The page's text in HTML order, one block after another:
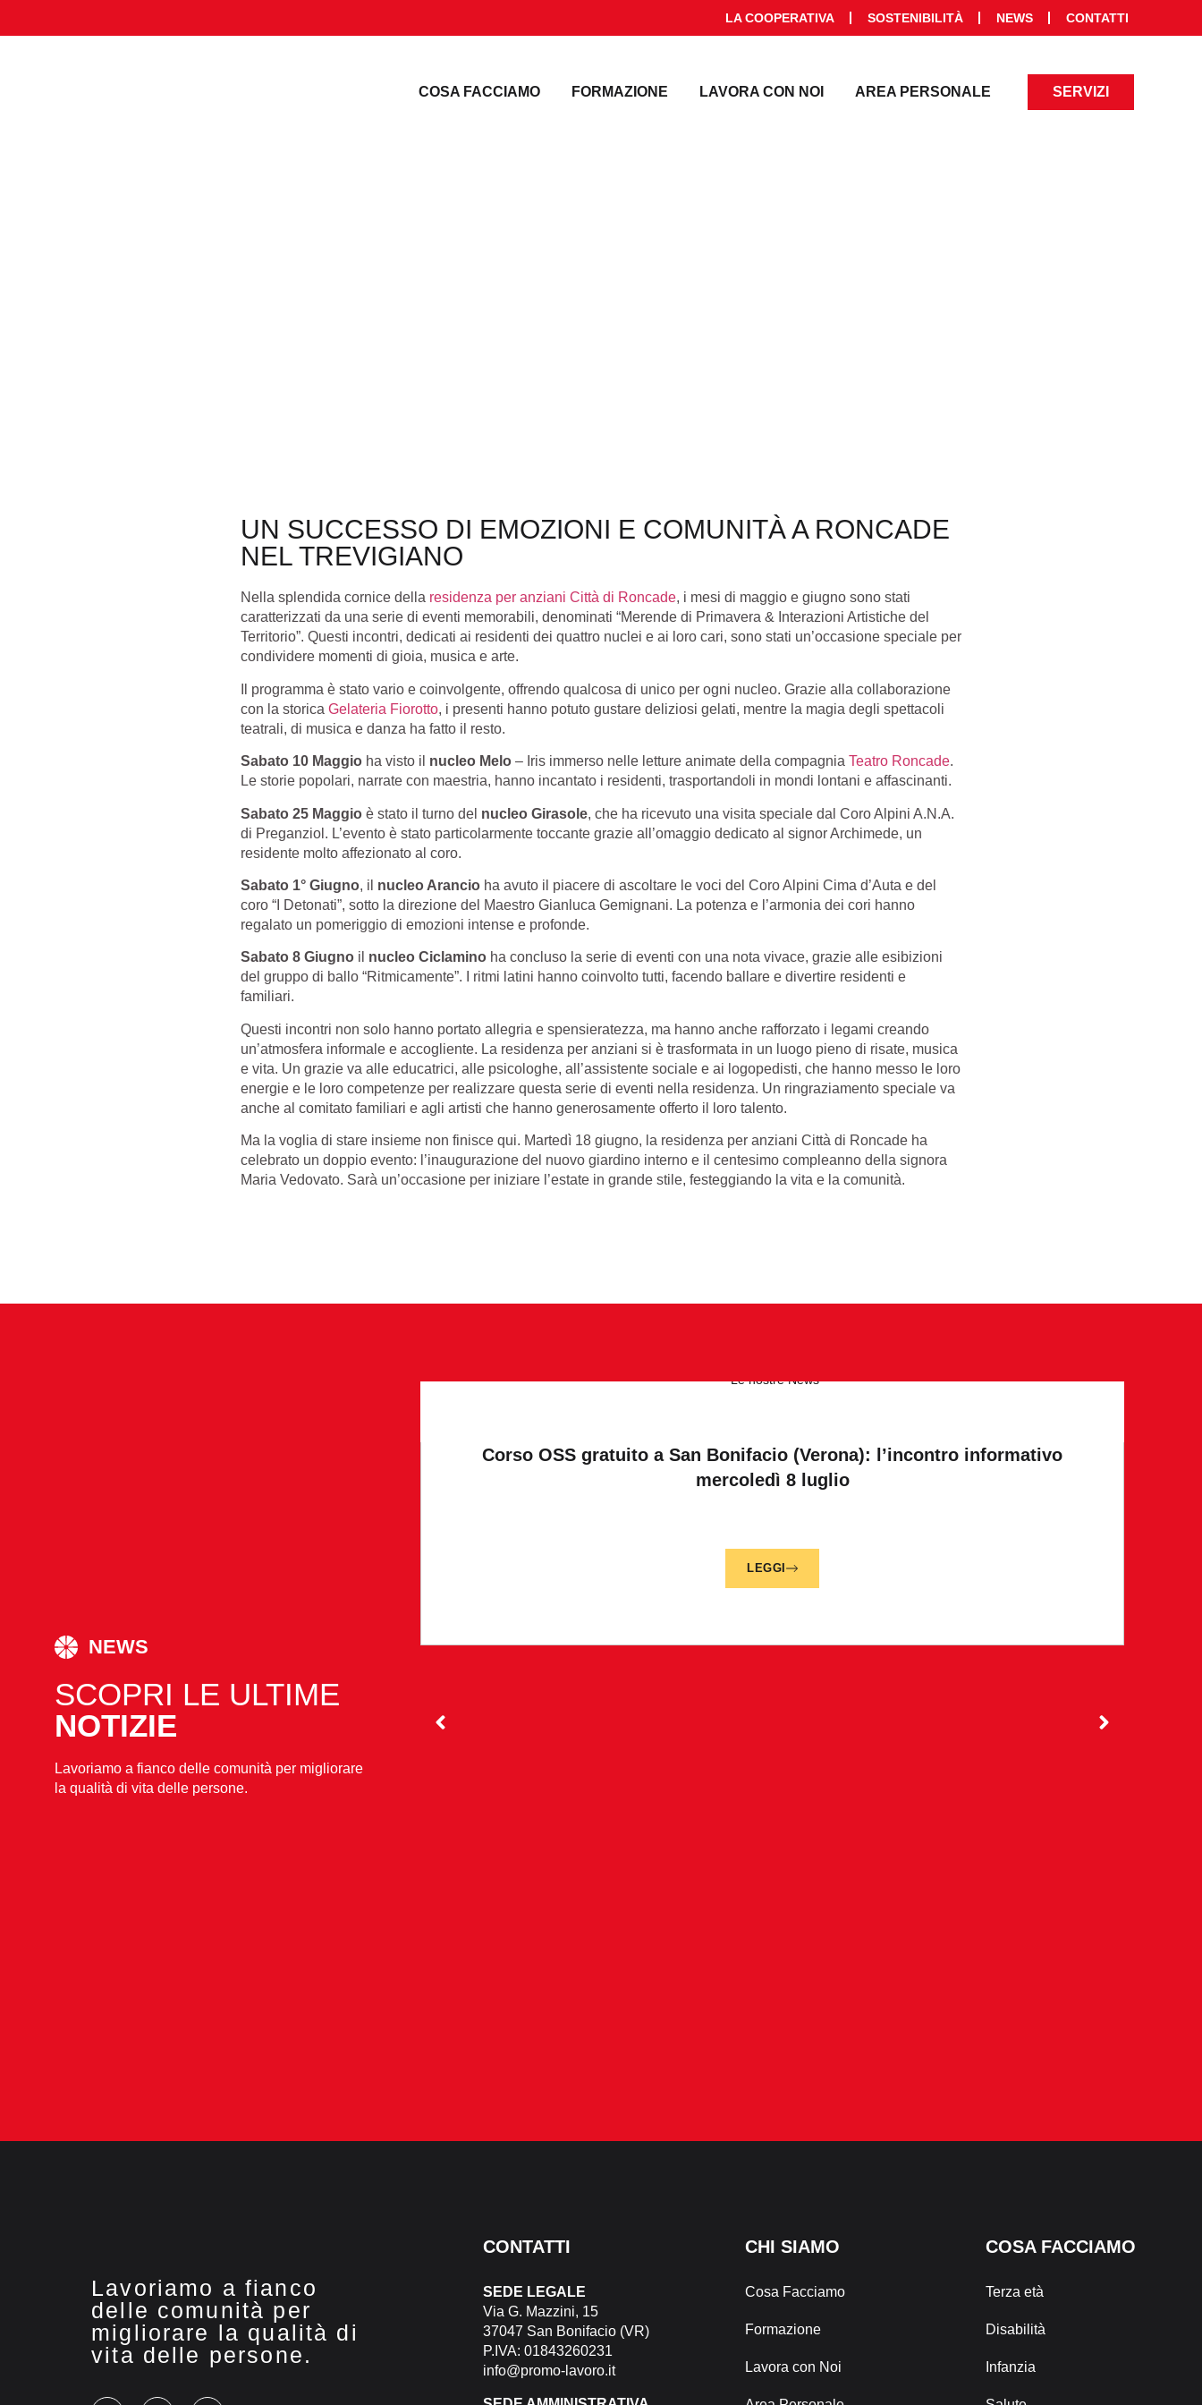
LA COOPERATIVA SOSTENIBILITÀ NEWS CONTATTI
COSA FACCIAMO FORMAZIONE LAVORA CON NOI AREA PERSONALE SERVIZI
UN SUCCESSO DI EMOZIONI E COMUNITÀ A RONCADE
NEL TREVIGIANO
Nella splendida cornice della residenza per anziani Città di Roncade, i mesi di maggio e giugno sono stati
caratterizzati da una serie di eventi memorabili, denominati “Merende di Primavera & Interazioni Artistiche del
Territorio”. Questi incontri, dedicati ai residenti dei quattro nuclei e ai loro cari, sono stati un’occasione speciale per
condividere momenti di gioia, musica e arte.
Il programma è stato vario e coinvolgente, offrendo qualcosa di unico per ogni nucleo. Grazie alla collaborazione
con la storica Gelateria Fiorotto, i presenti hanno potuto gustare deliziosi gelati, mentre la magia degli spettacoli
teatrali, di musica e danza ha fatto il resto.
Sabato 10 Maggioha visto il nucleo Melo– Iris immerso nelle letture animate della compagnia Teatro Roncade.
Le storie popolari, narrate con maestria, hanno incantato i residenti, trasportandoli in mondi lontani e affascinanti.
Sabato 25 Maggioè stato il turno del nucleo Girasole, che ha ricevuto una visita speciale dal Coro Alpini A.N.A.
di Preganziol. L’evento è stato particolarmente toccante grazie all’omaggio dedicato al signor Archimede, un
residente molto affezionato al coro.
Sabato 1° Giugno, il nucleo Arancioha avuto il piacere di ascoltare le voci del Coro Alpini Cima d’Auta e del
coro “I Detonati”, sotto la direzione del Maestro Gianluca Gemignani. La potenza e l’armonia dei cori hanno
regalato un pomeriggio di emozioni intense e profonde.
Sabato 8 Giugnoil nucleo Ciclaminoha concluso la serie di eventi con una nota vivace, grazie alle esibizioni
del gruppo di ballo “Ritmicamente”. I ritmi latini hanno coinvolto tutti, facendo ballare e divertire residenti e
familiari.
Questi incontri non solo hanno portato allegria e spensieratezza, ma hanno anche rafforzato i legami creando
un’atmosfera informale e accogliente. La residenza per anziani si è trasformata in un luogo pieno di risate, musica
e vita. Un grazie va alle educatrici, alle psicologhe, all’assistente sociale e ai logopedisti, che hanno messo le loro
energie e le loro competenze per realizzare questa serie di eventi nella residenza. Un ringraziamento speciale va
anche al comitato familiari e agli artisti che hanno generosamente offerto il loro talento.
Ma la voglia di stare insieme non finisce qui. Martedì 18 giugno, la residenza per anziani Città di Roncade ha
celebrato un doppio evento: l’inaugurazione del nuovo giardino interno e il centesimo compleanno della signora
Maria Vedovato. Sarà un’occasione per iniziare l’estate in grande stile, festeggiando la vita e la comunità.
NEWS
SCOPRI LE ULTIME
NOTIZIE
Lavoriamo a fianco delle comunità per migliorare
la qualità di vita delle persone.
Le nostreNews
Corso OSS gratuito a San Bonifacio (Verona): l’incontro informativo
mercoledì 8 luglio
LEGGI
Lavoriamo a fianco
delle comunità per
migliorare la qualità di
vita delle persone.
CONTATTI
SEDE LEGALE
Via G. Mazzini, 15
37047 San Bonifacio (VR)
P.IVA: 01843260231
info@promo-lavoro.it
CHI SIAMO
Cosa Facciamo
Formazione
Lavora con Noi
COSA FACCIAMO
Terza età
Disabilità
Infanzia